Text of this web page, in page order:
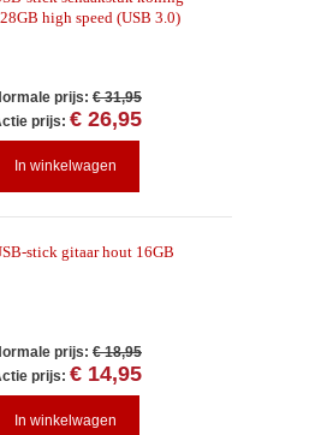
high speed (USB 3.0)
prijs: € 31,95
prijs: € 26,95
In winkelwagen
stick gitaar hout 16GB
prijs: € 18,95
prijs: € 14,95
In winkelwagen